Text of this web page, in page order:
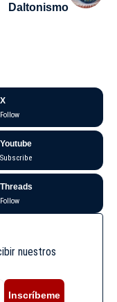
Daltonismo
X
Follow
Youtube
Subscribe
Threads
Follow
nuestros
Inscríbeme